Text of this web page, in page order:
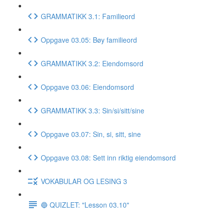
GRAMMATIKK 3.1: Familieord
Oppgave 03.05: Bøy familieord
GRAMMATIKK 3.2: Eiendomsord
Oppgave 03.06: Eiendomsord
GRAMMATIKK 3.3: Sin/si/sitt/sine
Oppgave 03.07: Sin, si, sitt, sine
Oppgave 03.08: Sett inn riktig eiendomsord
VOKABULAR OG LESING 3
🔵 QUIZLET: "Lesson 03.10"